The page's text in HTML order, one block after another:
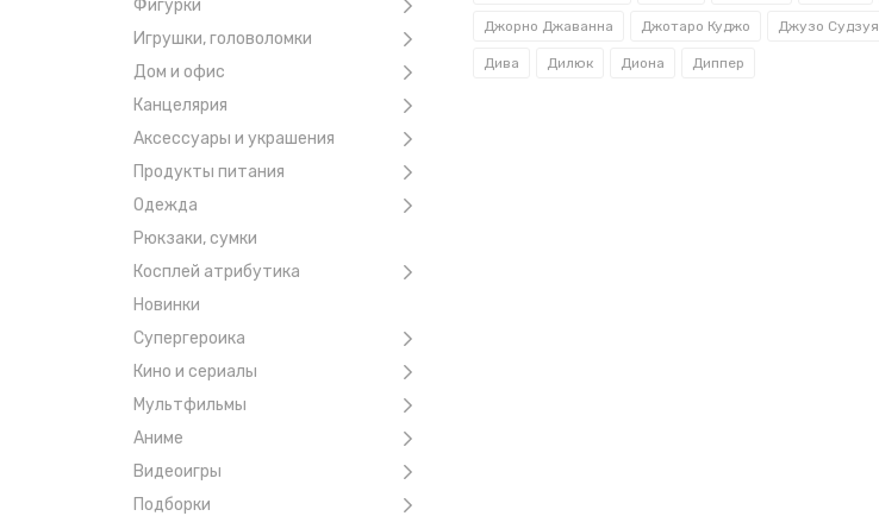
Фигурки
Игрушки, головоломки
Дом и офис
Канцелярия
Аксессуары и украшения
Продукты питания
Одежда
Рюкзаки, сумки
Косплей атрибутика
Новинки
Супергероика
Кино и сериалы
Мультфильмы
Аниме
Видеоигры
Подборки
Джорно Джаванна Джотаро Куджо Джузо Судзуя
Дива Дилюк Диона Диппер